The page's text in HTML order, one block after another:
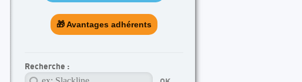
🎁 Avantages adhérents
Recherche :